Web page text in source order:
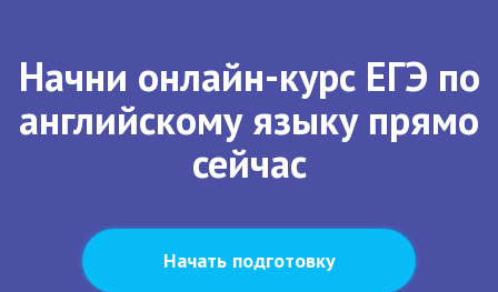
Начни онлайн-курс ЕГЭ по
английскому языку прямо
сейчас
Начать подготовку